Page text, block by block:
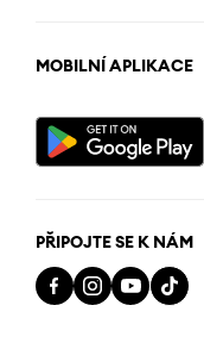
MOBILNÍ APLIKACE
PŘIPOJTE SE K NÁM